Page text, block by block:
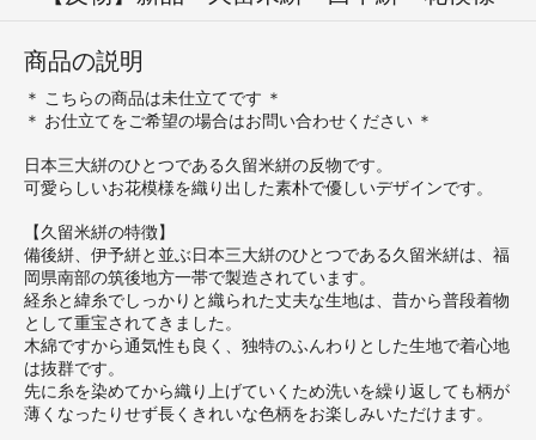
商品の説明
＊ こちらの商品は未仕立てです ＊
＊ お仕立てをご希望の場合はお問い合わせください ＊
日本三大絣のひとつである久留米絣の反物です。
可愛らしいお花模様を織り出した素朴で優しいデザインです。
【久留米絣の特徴】
備後絣、伊予絣と並ぶ日本三大絣のひとつである久留米絣は、福
岡県南部の筑後地方一帯で製造されています。
経糸と緯糸でしっかりと織られた丈夫な生地は、昔から普段着物
として重宝されてきました。
木綿ですから通気性も良く、独特のふんわりとした生地で着心地
は抜群です。
先に糸を染めてから織り上げていくため洗いを繰り返しても柄が
薄くなったりせず長くきれいな色柄をお楽しみいただけます。